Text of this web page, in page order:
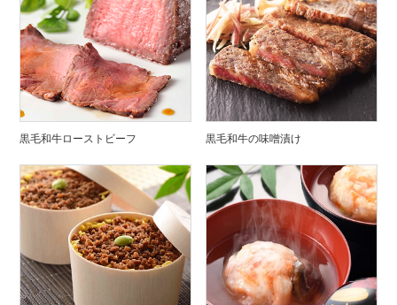
黒毛和牛ローストビーフ 黒毛和牛の味噌漬け